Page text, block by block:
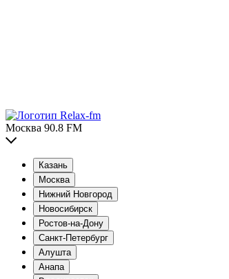
Москва 90.8 FM
Казань
Москва
Нижний Новгород
Новосибирск
Ростов-на-Дону
Санкт-Петербург
Алушта
Анапа